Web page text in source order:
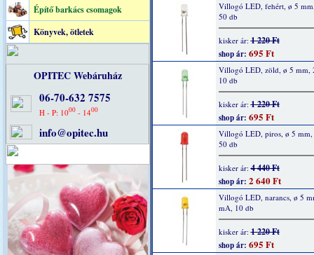
Építő barkács csomagok
Könyvek, ötletek
OPITEC Webáruház
06-70-632 7575
H - P: 1000 - 1400
info@opitec.hu
Villogó LED, fehért, ø 5
50 db
kisker ár:1 220 Ft
shop ár: 695 Ft
Villogó LED, zöld, ø 5 mm,
10 db
kisker ár:1 220 Ft
shop ár: 695 Ft
Villogó LED, piros, ø 5
50 db
kisker ár:4 440 Ft
shop ár: 2 640 Ft
Villogó LED, narancs, ø 5
mA, 10 db
kisker ár:1 220 Ft
shop ár: 695 Ft